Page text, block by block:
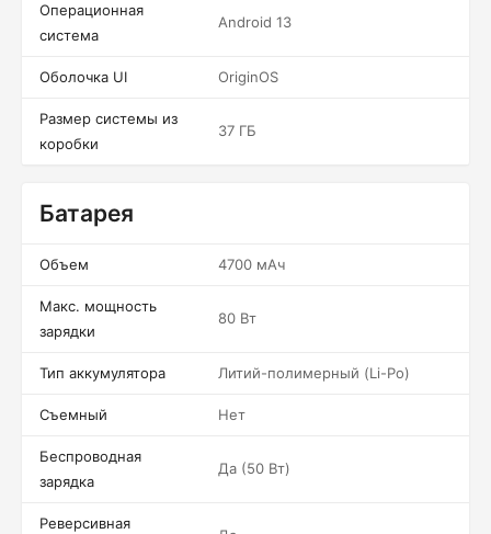
Операционная
система
Android 13
Оболочка UI OriginOS
Размер системы из
коробки
37 ГБ
Батарея
Объем 4700 мАч
Макс. мощность
зарядки
80 Вт
Тип аккумулятора Литий-полимерный (Li-Po)
Съемный Нет
Беспроводная
зарядка
Да (50 Вт)
Реверсивная